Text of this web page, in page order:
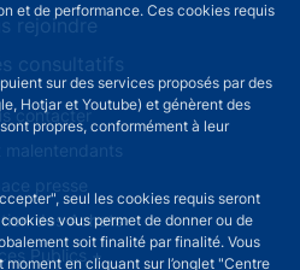
et de performance. Ces cookies requis
sur des services proposés par des
Hotjar et Youtube) et génèrent des
propres, conformément à leur
seul les cookies requis seront
vous permet de donner ou de
soit finalité par finalité. Vous
en cliquant sur l’onglet "Centre
rejoindre
consultatifs
contacter
malentendants
presse
des Achats
Publics +